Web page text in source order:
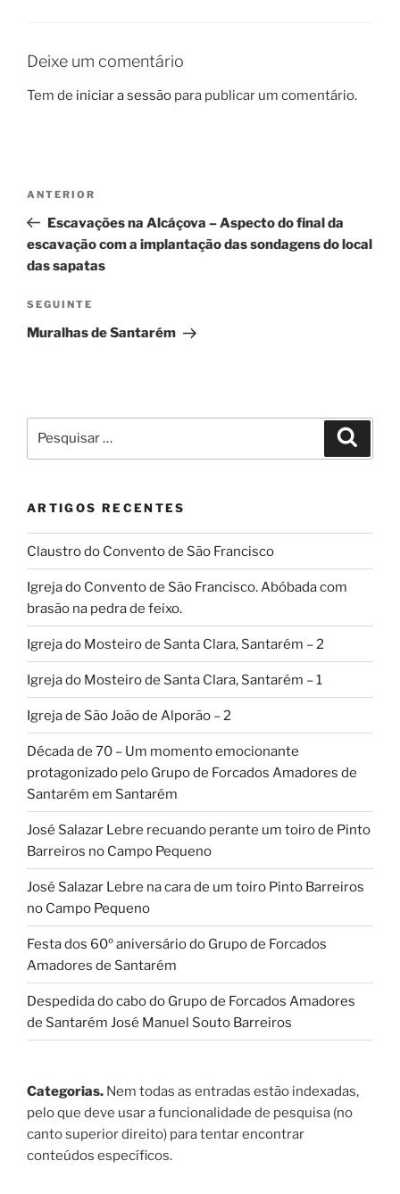
Deixe um comentário
Tem de iniciar a sessão para publicar um comentário.
artigos
Conteúdo
anterior
ANTERIOR
Escavações na Alcáçova – Aspecto do final da
escavação com a implantação das sondagens do local
das sapatas
Conteúdo
seguinte
SEGUINTE
Muralhas de Santarém
por:
ARTIGOS RECENTES
Claustro do Convento de São Francisco
Igreja do Convento de São Francisco. Abóbada com
brasão na pedra de feixo.
Igreja do Mosteiro de Santa Clara, Santarém – 2
Igreja do Mosteiro de Santa Clara, Santarém – 1
Igreja de São João de Alporão – 2
Década de 70 – Um momento emocionante
protagonizado pelo Grupo de Forcados Amadores de
Santarém em Santarém
José Salazar Lebre recuando perante um toiro de Pinto
Barreiros no Campo Pequeno
José Salazar Lebre na cara de um toiro Pinto Barreiros
no Campo Pequeno
Festa dos 60º aniversário do Grupo de Forcados
Amadores de Santarém
Despedida do cabo do Grupo de Forcados Amadores
de Santarém José Manuel Souto Barreiros
Categorias. Nem todas as entradas estão indexadas,
pelo que deve usar a funcionalidade de pesquisa (no
canto superior direito) para tentar encontrar
conteúdos específicos.